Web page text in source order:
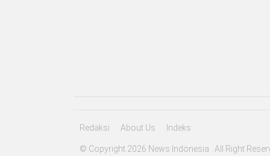
Redaksi About Us Indeks
© Copyright 2026 News Indonesia . All Right